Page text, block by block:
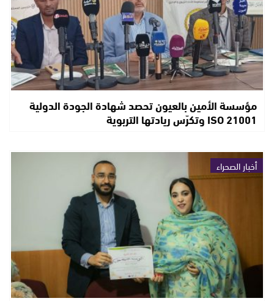
مؤسسة الأمين بالعيون تحصد شهادة الجودة الدولية
ISO 21001 وتكرّس ريادتها التربوية
أخبار الصحراء